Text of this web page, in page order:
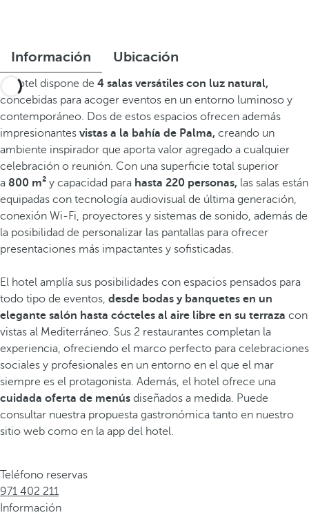
Información Ubicación
El hotel dispone de 4 salas versátiles con luz natural,
concebidas para acoger eventos en un entorno luminoso y
contemporáneo. Dos de estos espacios ofrecen además
impresionantes vistas a la bahía de Palma, creando un
ambiente inspirador que aporta valor agregado a cualquier
celebración o reunión. Con una superficie total superior
a 800 m² y capacidad para hasta 220 personas, las salas están
equipadas con tecnología audiovisual de última generación,
conexión Wi‑Fi, proyectores y sistemas de sonido, además de
la posibilidad de personalizar las pantallas para ofrecer
presentaciones más impactantes y sofisticadas.
El hotel amplía sus posibilidades con espacios pensados para
todo tipo de eventos, desde bodas y banquetes en un
elegante salón hasta cócteles al aire libre en su terraza con
vistas al Mediterráneo. Sus 2 restaurantes completan la
experiencia, ofreciendo el marco perfecto para celebraciones
sociales y profesionales en un entorno en el que el mar
siempre es el protagonista. Además, el hotel ofrece una
cuidada oferta de menús diseñados a medida. Puede
consultar nuestra propuesta gastronómica tanto en nuestro
sitio web como en la app del hotel.
Teléfono reservas
971 402 211
Información